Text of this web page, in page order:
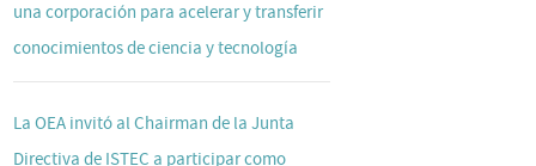
una corporación para acelerar y transferir
conocimientos de ciencia y tecnología
La OEA invitó al Chairman de la Junta
Directiva de ISTEC a participar como